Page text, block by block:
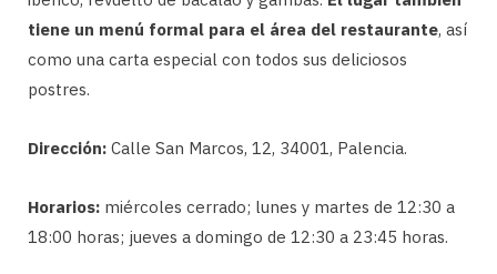
tiene un menú formal para el área del restaurante, así
como una carta especial con todos sus deliciosos
postres.
Dirección: Calle San Marcos, 12, 34001, Palencia.
Horarios: miércoles cerrado; lunes y martes de 12:30 a
18:00 horas; jueves a domingo de 12:30 a 23:45 horas.